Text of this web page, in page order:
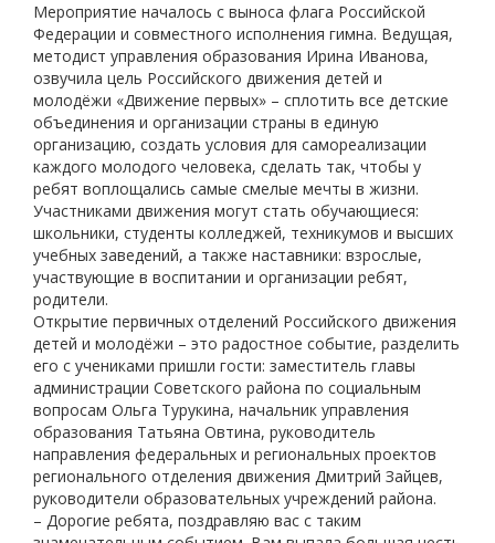
Мероприятие началось с выноса флага Российской
Федерации и совместного исполнения гимна. Ведущая,
методист управления образования Ирина Иванова,
озвучила цель Российского движения детей и
молодёжи «Движение первых» – сплотить все детские
объединения и организации страны в единую
организацию, создать условия для самореализации
каждого молодого человека, сделать так, чтобы у
ребят воплощались самые смелые мечты в жизни.
Участниками движения могут стать обучающиеся:
школьники, студенты колледжей, техникумов и высших
учебных заведений, а также наставники: взрослые,
участвующие в воспитании и организации ребят,
родители.
Открытие первичных отделений Российского движения
детей и молодёжи – это радостное событие, разделить
его с учениками пришли гости: заместитель главы
администрации Советского района по социальным
вопросам Ольга Турукина, начальник управления
образования Татьяна Овтина, руководитель
направления федеральных и региональных проектов
регионального отделения движения Дмитрий Зайцев,
руководители образовательных учреждений района.
– Дорогие ребята, поздравляю вас с таким